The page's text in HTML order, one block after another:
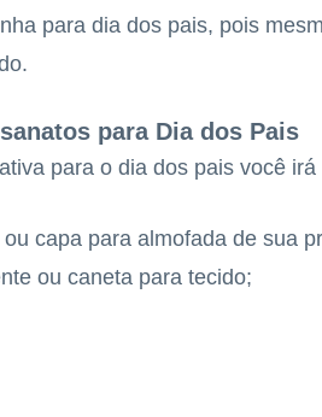
para dia dos pais, pois
para Dia dos Pais
para o dia dos pais você irá
capa para almofada de sua
ou caneta para tecido;